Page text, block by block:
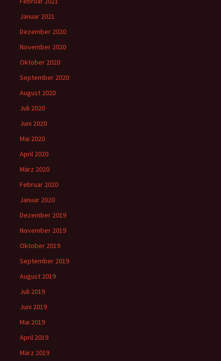
Januar 2021
Dezember 2020
November 2020
Oktober 2020
September 2020
August 2020
Juli 2020
Juni 2020
Mai 2020
April 2020
März 2020
Februar 2020
Januar 2020
Dezember 2019
November 2019
Oktober 2019
September 2019
August 2019
Juli 2019
Juni 2019
Mai 2019
April 2019
März 2019